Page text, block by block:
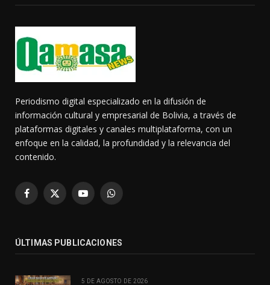
Periodismo digital especializado en la difusión de
información cultural y empresarial de Bolivia, a través de
plataformas digitales y canales multiplataforma, con un
enfoque en la calidad, la profundidad y la relevancia del
contenido.
Facebook
X
YouTubeWhatsApp
ÚLTIMAS PUBLICACIONES
5 DE AGOSTO DE 2026